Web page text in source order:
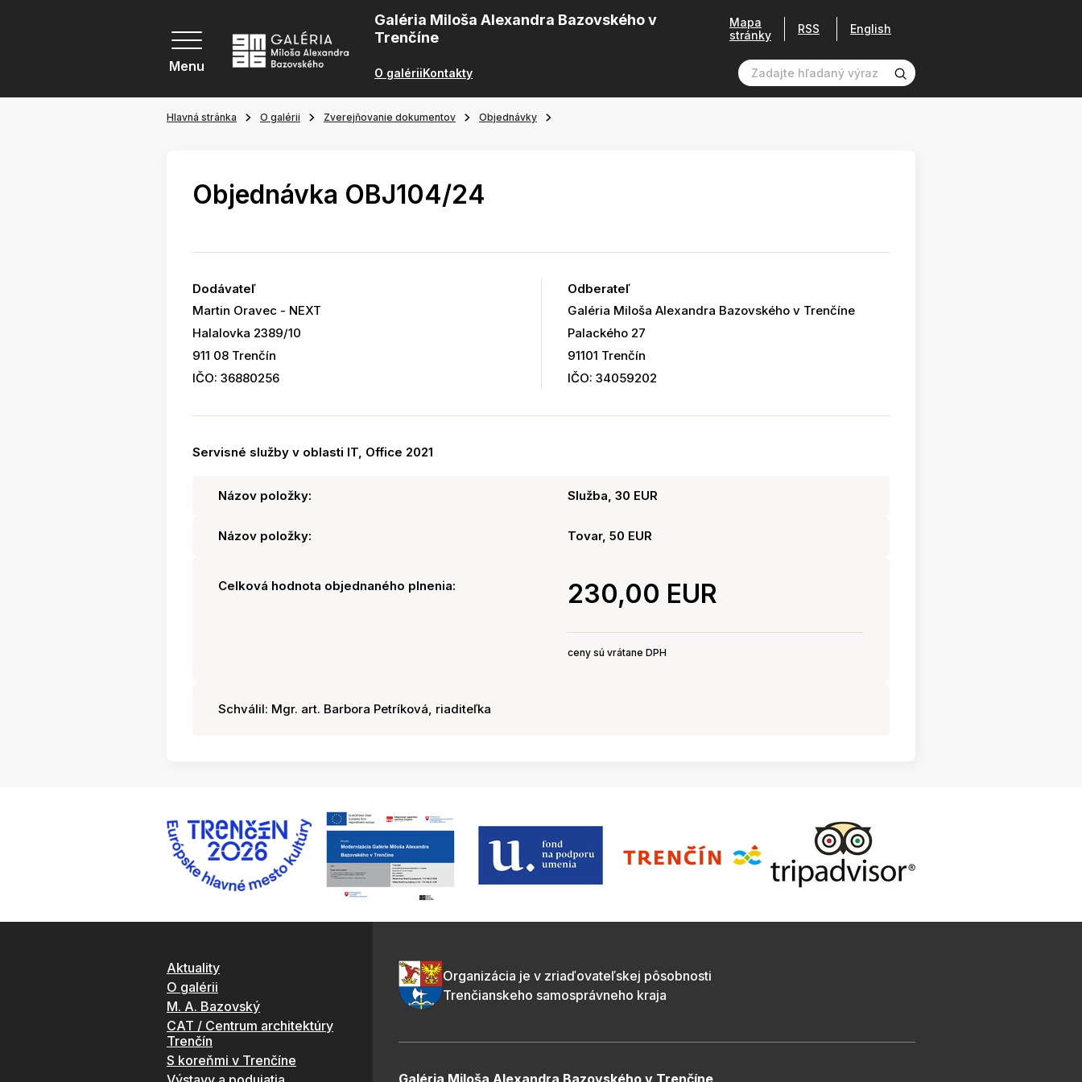
Menu
Galéria Miloša Alexandra Bazovského v
Trenčíne
O galériiKontakty
Mapa
stránky
RSS English
Hlavná stránka O galérii Zverejňovanie dokumentov Objednávky
Objednávka OBJ104/24
Dodávateľ
Martin Oravec - NEXT
Halalovka 2389/10
911 08 Trenčín
IČO: 36880256
Odberateľ
Galéria Miloša Alexandra Bazovského v Trenčíne
Palackého 27
91101 Trenčín
IČO: 34059202
Servisné služby v oblasti IT, Office 2021
Názov položky: Služba, 30 EUR
Názov položky: Tovar, 50 EUR
Celková hodnota objednaného plnenia: 230,00 EUR
ceny sú vrátane DPH
Schválil: Mgr. art. Barbora Petríková, riaditeľka
Aktuality
O galérii
M. A. Bazovský
CAT / Centrum architektúry
Trenčín
S koreňmi v Trenčíne
Organizácia je v zriaďovateľskej pôsobnosti
Trenčianskeho samosprávneho kraja